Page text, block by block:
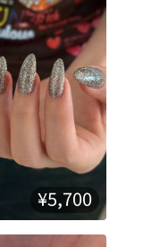
¥5,700